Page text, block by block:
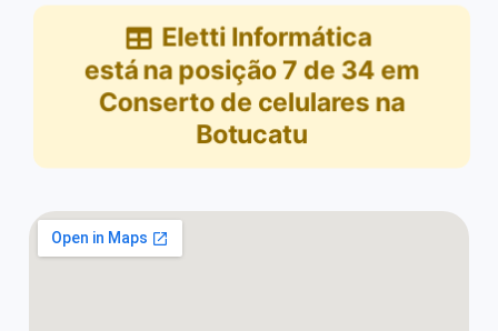
Eletti Informática
está na posição7 de 34 em
Conserto de celulares na
Botucatu